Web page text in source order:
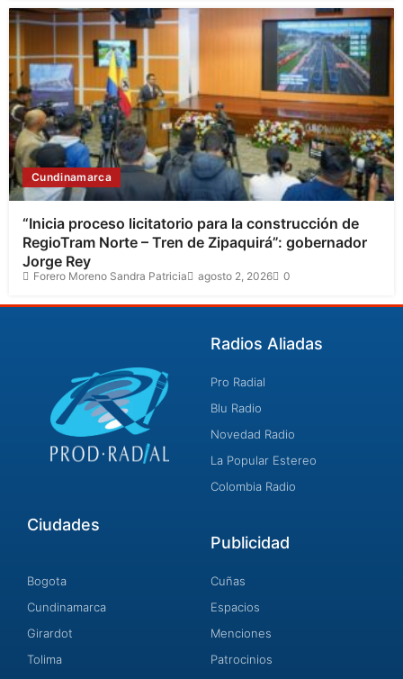
Cundinamarca
“Inicia proceso licitatorio para la construcción de
RegioTram Norte – Tren de Zipaquirá”: gobernador
Jorge Rey
Forero Moreno Sandra Patricia agosto 2, 2026 0
Radios Aliadas
Pro Radial
Blu Radio
Novedad Radio
La Popular Estereo
Colombia Radio
Ciudades
Bogota
Cundinamarca
Girardot
Tolima
Publicidad
Cuñas
Espacios
Menciones
Patrocinios